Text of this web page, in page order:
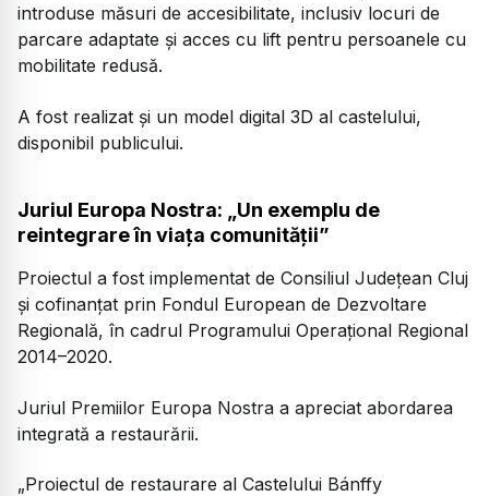
introduse măsuri de accesibilitate, inclusiv locuri de
parcare adaptate și acces cu lift pentru persoanele cu
mobilitate redusă.
A fost realizat și un model digital 3D al castelului,
disponibil publicului.
Juriul Europa Nostra: „Un exemplu de
reintegrare în viața comunității”
Proiectul a fost implementat de Consiliul Județean Cluj
și cofinanțat prin Fondul European de Dezvoltare
Regională, în cadrul Programului Operațional Regional
2014–2020.
Juriul Premiilor Europa Nostra a apreciat abordarea
integrată a restaurării.
„Proiectul de restaurare al Castelului Bánffy